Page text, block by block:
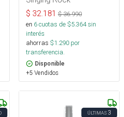
$ 32.181 $36.990
en 6cuotas de $5.364sin
interés
ahorras $1.290 por
transferencia.
Disponible
+5 Vendidos
ÚLTIMAS3